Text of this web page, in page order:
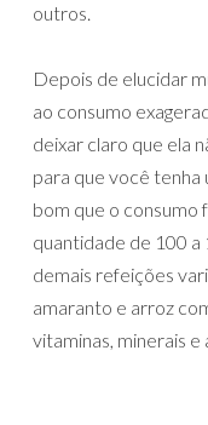
outros.
Depois de elucidar
ao consumo
deixar claro que ela
para que você tenha
bom que o consumo
quantidade de 100 a
demais refeições
amaranto e arroz
vitaminas, minerais e